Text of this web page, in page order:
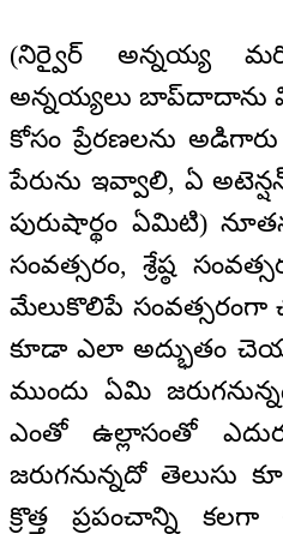
(నిర్వైర్ అన్నయ్య
అన్నయ్యలు బాప్‌దాదాను
కోసం ప్రేరణలను అడిగారు
పేరును ఇవ్వాలి, ఏ
పురుషార్థం ఏమిటి)
సంవత్సరం, శ్రేష్ఠ
మేలుకొలిపే సంవత్సరంగా
కూడా ఎలా అద్భుతం
ముందు ఏమి
ఎంతో ఉల్లాసంతో
జరుగనున్నదో తెలుసు
క్రొత్త ప్రపంచాన్ని కలగా